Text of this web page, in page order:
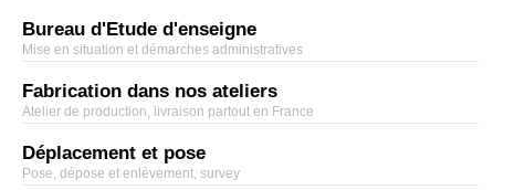
Bureau d'Etude d'enseigne
Mise en situation et démarches administratives
Fabrication dans nos ateliers
Atelier de production, livraison partout en France
Déplacement et pose
Pose, dépose et enlèvement, survey